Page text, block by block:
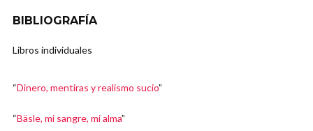
BIBLIOGRAFÍA
Libros individuales
“Dinero, mentiras y realismo sucio”
“Bäsle, mi sangre, mi alma”